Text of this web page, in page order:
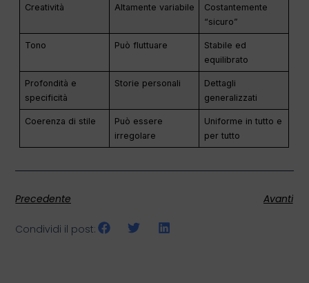
Creatività Altamente variabile
Costantemente
“sicuro”
Tono Può fluttuare
Stabile ed
equilibrato
Profondità e
specificità
Storie personali
Dettagli
generalizzati
Coerenza di stile
Può essere
irregolare
Uniforme in tutto e
per tutto
Precedente Avanti
Condividi il post: